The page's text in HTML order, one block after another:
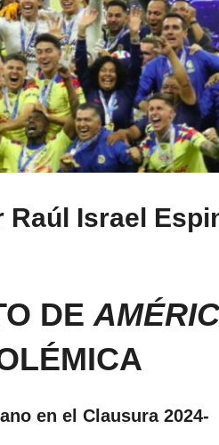
Raúl Israel
DE
en el Clausura 2024-